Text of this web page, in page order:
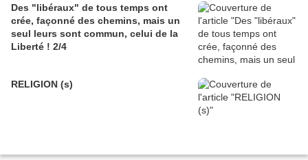
Des "libéraux" de tous temps ont
crée, façonné des chemins, mais un
seul leurs sont commun, celui de la
Liberté ! 2/4
RELIGION (s)